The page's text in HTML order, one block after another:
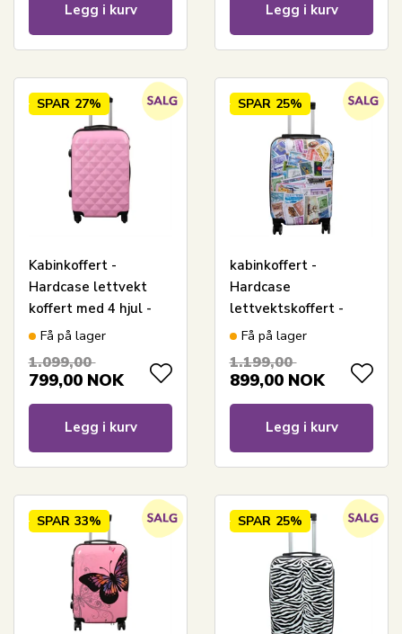
Legg i kurv Legg i kurv
SPAR 27%
Kabinkoffert -
Hardcase lettvekt
koffert med 4 hjul -
Diamantlyserosa
Få på lager
1.099,00
799,00 NOK
Legg i kurv
SPAR 25%
kabinkoffert -
Hardcase
lettvektskoffert -
Trolley med motiv -
Få på lager
1.199,00
899,00 NOK
Legg i kurv
SPAR 33% SPAR 25%